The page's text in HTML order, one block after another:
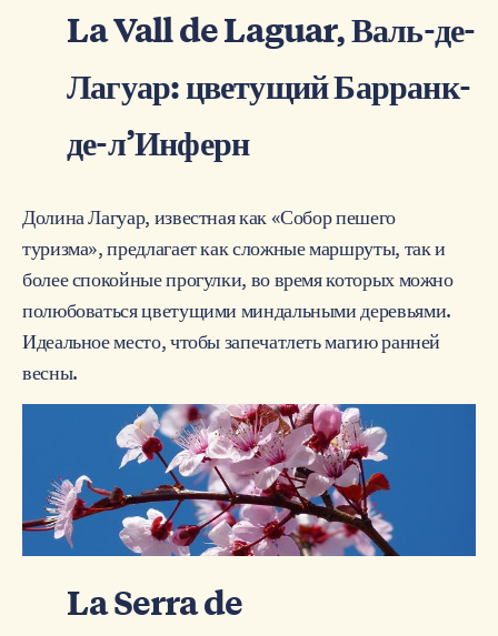
La Vall de Laguar, Валь-де-
Лагуар: цветущий Барранк-
де-л’Инферн
Долина Лагуар, известная как «Собор пешего
туризма», предлагает как сложные маршруты, так и
более спокойные прогулки, во время которых можно
полюбоваться цветущими миндальными деревьями.
Идеальное место, чтобы запечатлеть магию ранней
весны.
La Serra de